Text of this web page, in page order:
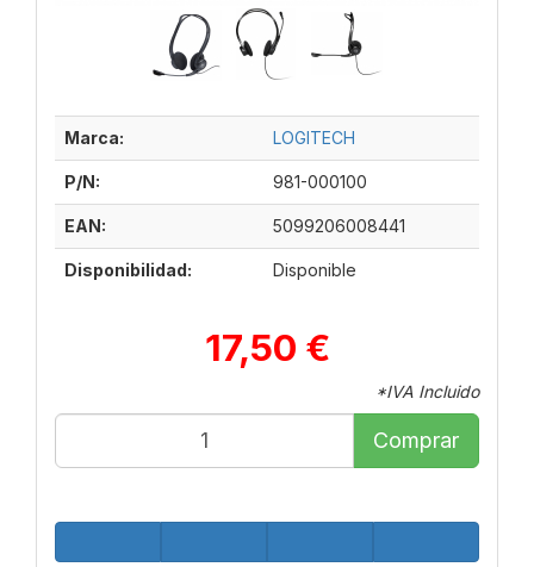
Marca: LOGITECH
P/N: 981-000100
EAN: 5099206008441
Disponibilidad: Disponible
17,50 €
*IVA Incluido
Comprar